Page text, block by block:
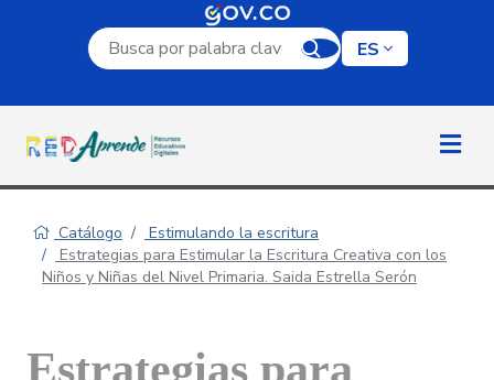
Campo de búsqueda por palabra clave
ES
Catálogo
Estimulando la escritura
Estrategias para Estimular la Escritura Creativa con los
Niños y Niñas del Nivel Primaria. Saida Estrella Serón
Estrategias para